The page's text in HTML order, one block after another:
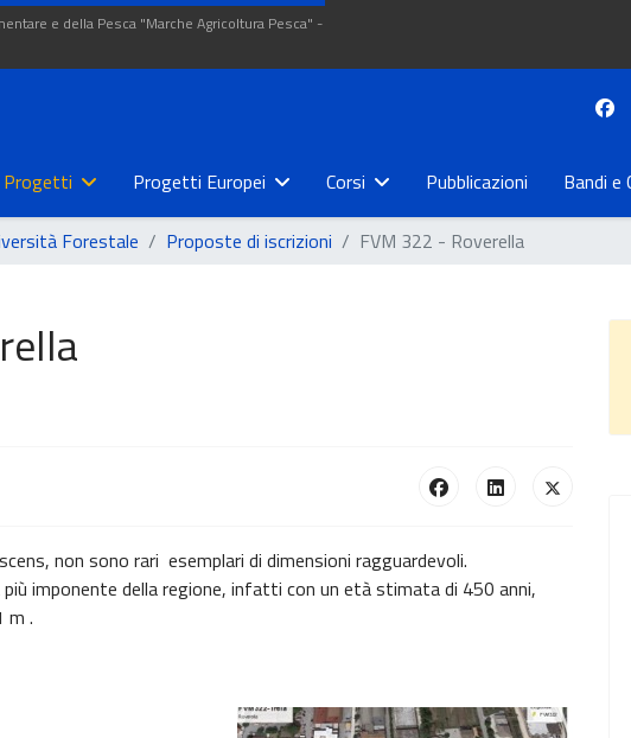
e della Pesca "Marche Agricoltura Pesca" -
Progetti Progetti Europei Corsi Pubblicazioni Bandi e
Forestale Proposte di iscrizioni FVM 322 - Roverella
non sono rari esemplari di dimensioni ragguardevoli.
più imponente della regione, infatti con un età stimata di 450 anni,
m .